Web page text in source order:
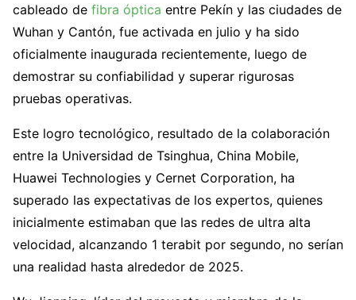
cableado de fibra óptica entre Pekín y las ciudades de
Wuhan y Cantón, fue activada en julio y ha sido
oficialmente inaugurada recientemente, luego de
demostrar su confiabilidad y superar rigurosas
pruebas operativas.
Este logro tecnológico, resultado de la colaboración
entre la Universidad de Tsinghua, China Mobile,
Huawei Technologies y Cernet Corporation, ha
superado las expectativas de los expertos, quienes
inicialmente estimaban que las redes de ultra alta
velocidad, alcanzando 1 terabit por segundo, no serían
una realidad hasta alrededor de 2025.